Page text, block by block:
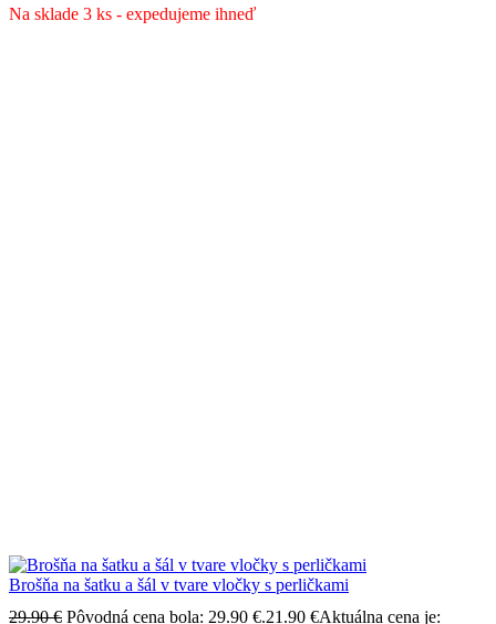
Na sklade 3 ks - expedujeme ihneď
Brošňa na šatku a šál v tvare vločky s perličkami
29.90€ Pôvodná cena bola: 29.90 €.21.90 €Aktuálna cena je: